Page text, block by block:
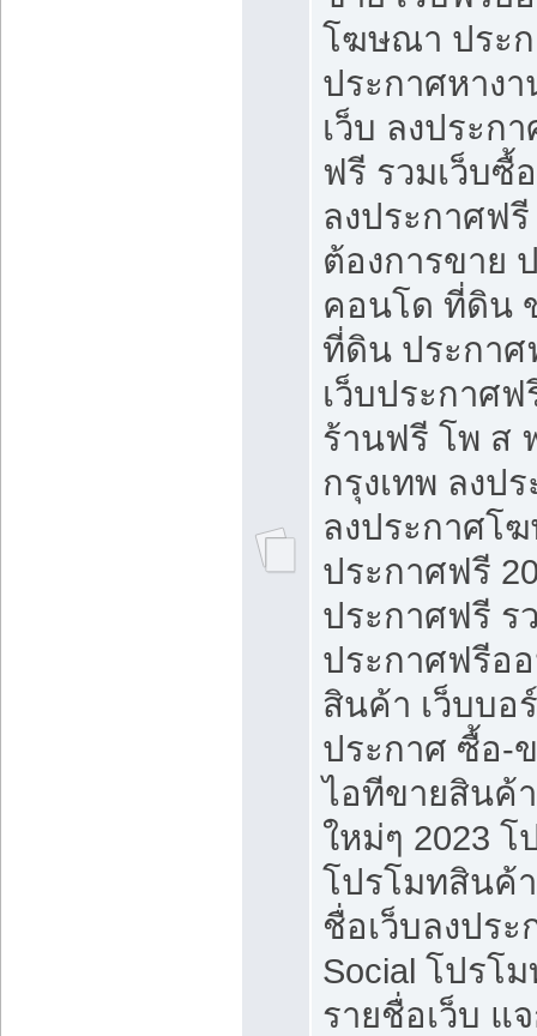
โฆษณา ประ
ประกาศหาง
เว็บ ลงประก
ฟรี รวมเว็บซื้
ลงประกาศฟ
ต้องการขาย
คอนโด ที่ดิน
ที่ดิน ประกา
เว็บประกาศ
ร้านฟรี โพ ส
กรุงเทพ ลงป
ลงประกาศโ
ประกาศฟรี
ประกาศฟรี ร
ประกาศฟรีอ
สินค้า เว็บบอ
ประกาศ ซื้อ-
ไอทีขายสินค้
ใหม่ๆ 2023
โปรโมทสินค้
ชื่อเว็บลงปร
Social โปรโ
รายชื่อเว็บ แ